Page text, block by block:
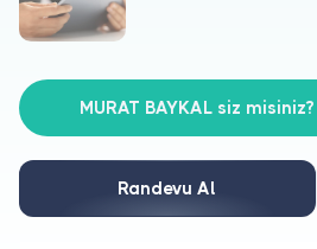
Hakkımızda
Doktorlar için
Doktor musunuz?
MURAT BAYKAL siz misiniz?
Randevu Al